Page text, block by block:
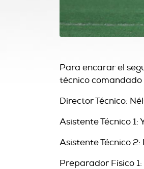
Para encarar el
técnico comandado
Director Técnico:
Asistente Técnico 1:
Asistente Técnico
Preparador Físico